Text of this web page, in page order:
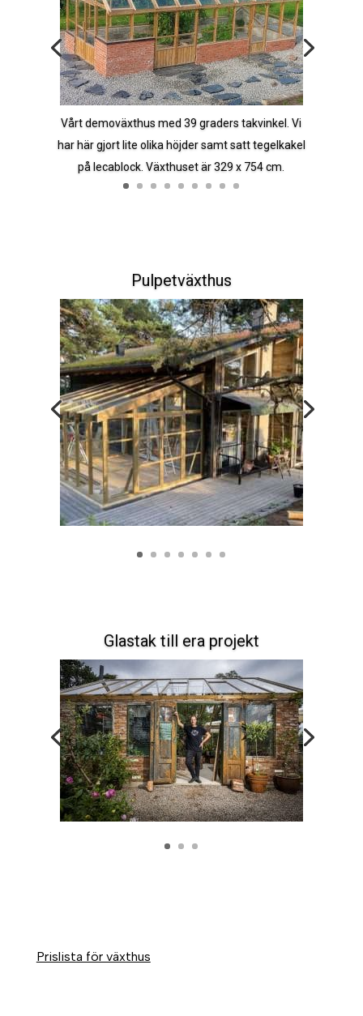
Vårt demoväxthus med 39 graders takvinkel. Vi
har här gjort lite olika höjder samt satt tegelkakel
på lecablock. Växthuset är 329 x 754 cm.
Pulpetväxthus
Glastak till era projekt
Prislista för växthus